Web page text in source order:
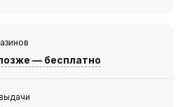
— бесплатно